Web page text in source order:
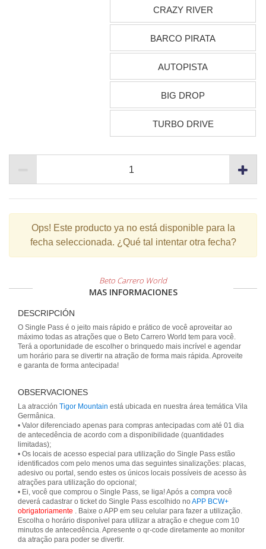
CRAZY RIVER
BARCO PIRATA
AUTOPISTA
BIG DROP
TURBO DRIVE
Ops! Este producto ya no está disponible para la
fecha seleccionada. ¿Qué tal intentar otra fecha?
Beto Carrero World
MAS INFORMACIONES
DESCRIPCIÓN
O Single Pass é o jeito mais rápido e prático de você aproveitar ao
máximo todas as atrações que o Beto Carrero World tem para você.
Terá a oportunidade de escolher o brinquedo mais incrível e agendar
um horário para se divertir na atração de forma mais rápida. Aproveite
e garanta de forma antecipada!
OBSERVACIONES
La atracción Tigor Mountain está ubicada en nuestra área temática Vila
Germânica.
• Valor diferenciado apenas para compras antecipadas com até 01 dia
de antecedência de acordo com a disponibilidade (quantidades
limitadas);
• Os locais de acesso especial para utilização do Single Pass estão
identificados com pelo menos uma das seguintes sinalizações: placas,
adesivo ou portal, sendo estes os únicos locais possíveis de acesso às
atrações para utilização do opcional;
• Ei, você que comprou o Single Pass, se liga! Após a compra você
deverá cadastrar o ticket do Single Pass escolhido no APP BCW+
obrigatoriamente . Baixe o APP em seu celular para fazer a utilização.
Escolha o horário disponível para utilizar a atração e chegue com 10
minutos de antecedência. Apresente o qr-code diretamente ao monitor
da atração para poder se divertir.